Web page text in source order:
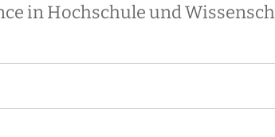
in Hochschule und